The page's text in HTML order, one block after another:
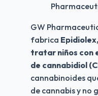
GW
fabrica
tratar niños con
de cannabidiol
cannabinoides
de cannabis y no